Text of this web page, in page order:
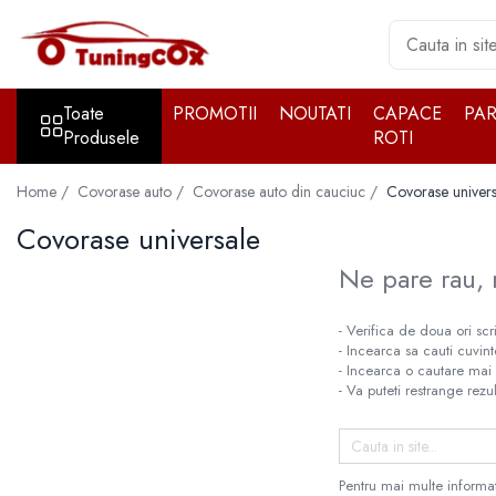
Toate Produsele
Accesorii exterior
Accesorii auto cromate
Accesorii auto inox
Antene auto
Toate
Produsele
PROMOTII NOUTATI
CAPACE
ROTI
Home / Covorase auto / Covorase auto din cauciuc / Covorase
Covorase universale
Ne pare rau,
- Verifica de doua ori
- Incearca sa cauti
- Incearca o cautare
- Va puteti restrange
Pentru mai multe